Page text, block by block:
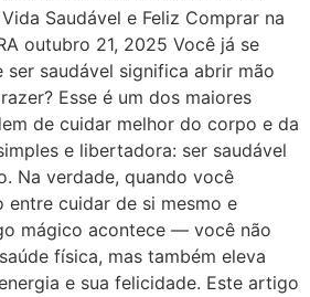
Saudável e Feliz Comprar na
outubro 21, 2025 Você já se
ser saudável significa abrir mão
Esse é um dos maiores
de cuidar melhor do corpo e da
e libertadora: ser saudável
Na verdade, quando você
cuidar de si mesmo e
mágico acontece — você não
física, mas também eleva
e sua felicidade. Este artigo